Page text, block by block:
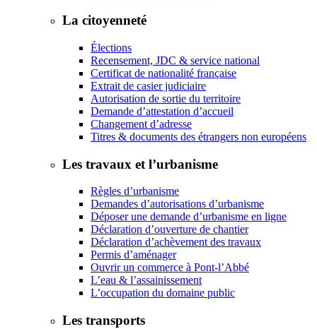
La citoyenneté
Élections
Recensement, JDC & service national
Certificat de nationalité française
Extrait de casier judiciaire
Autorisation de sortie du territoire
Demande d’attestation d’accueil
Changement d’adresse
Titres & documents des étrangers non européens
Les travaux et l’urbanisme
Règles d’urbanisme
Demandes d’autorisations d’urbanisme
Déposer une demande d’urbanisme en ligne
Déclaration d’ouverture de chantier
Déclaration d’achèvement des travaux
Permis d’aménager
Ouvrir un commerce à Pont-l’Abbé
L’eau & l’assainissement
L’occupation du domaine public
Les transports